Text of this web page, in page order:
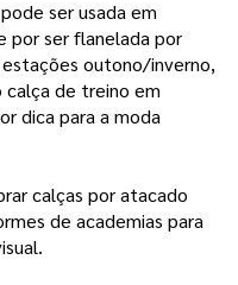
ser usada em
por ser flanelada por
outono/inverno,
calça de treino em
dica para a moda
calças por atacado
de academias para